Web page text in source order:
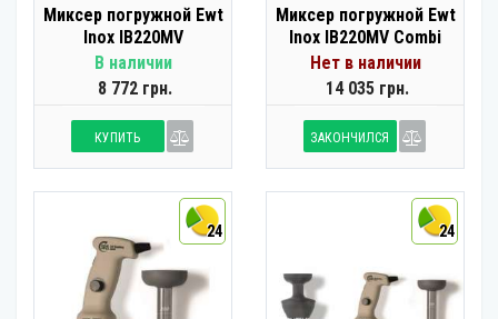
Миксер погружной Ewt
Inox IB220MV
В наличии
8 772 грн.
КУПИТЬ
Миксер погружной Ewt
Inox IB220MV Combi
Нет в наличии
14 035 грн.
ЗАКОНЧИЛСЯ
24 24